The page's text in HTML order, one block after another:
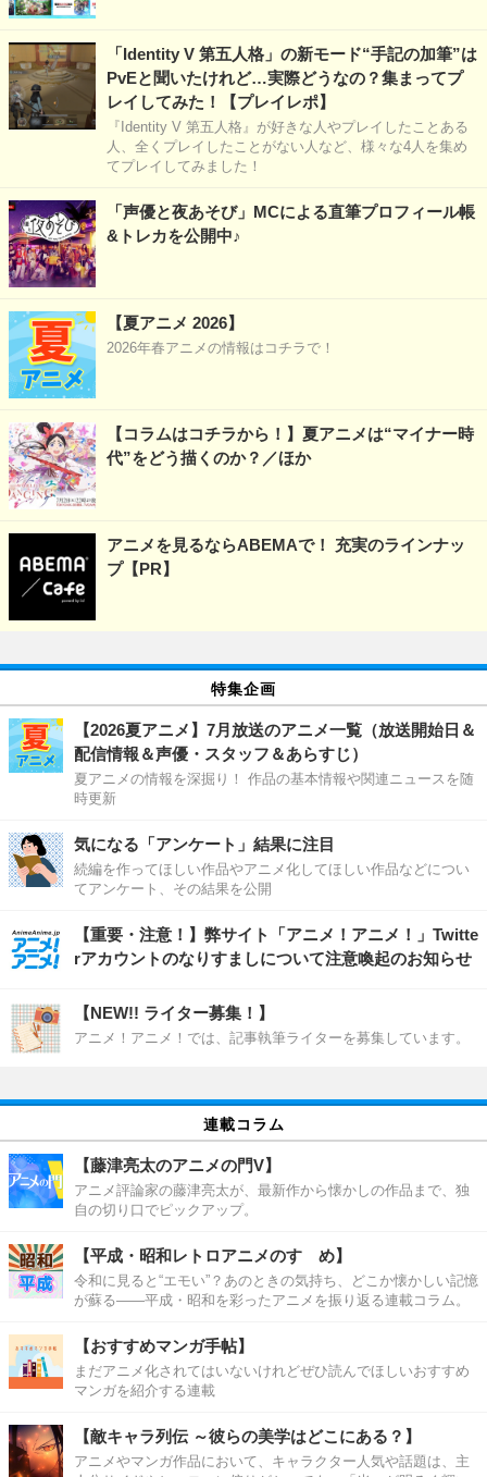
「Identity V 第五人格」の新モード“手記の加筆”は
PvEと聞いたけれど…実際どうなの？集まってプ
レイしてみた！【プレイレポ】
『Identity V 第五人格』が好きな人やプレイしたことある
人、全くプレイしたことがない人など、様々な4人を集め
てプレイしてみました！
「声優と夜あそび」MCによる直筆プロフィール帳
&トレカを公開中♪
【夏アニメ 2026】
2026年春アニメの情報はコチラで！
【コラムはコチラから！】夏アニメは“マイナー時
代”をどう描くのか？／ほか
アニメを見るならABEMAで！ 充実のラインナッ
プ【PR】
特集企画
【2026夏アニメ】7月放送のアニメ一覧（放送開始日＆
配信情報＆声優・スタッフ＆あらすじ）
夏アニメの情報を深掘り！ 作品の基本情報や関連ニュースを随
時更新
気になる「アンケート」結果に注目
続編を作ってほしい作品やアニメ化してほしい作品などについ
てアンケート、その結果を公開
【重要・注意！】弊サイト「アニメ！アニメ！」Twitte
rアカウントのなりすましについて注意喚起のお知らせ
【NEW!! ライター募集！】
アニメ！アニメ！では、記事執筆ライターを募集しています。
連載コラム
【藤津亮太のアニメの門V】
アニメ評論家の藤津亮太が、最新作から懐かしの作品まで、独
自の切り口でピックアップ。
【平成・昭和レトロアニメのすゝめ】
令和に見ると“エモい”？あのときの気持ち、どこか懐かしい記憶
が蘇る――平成・昭和を彩ったアニメを振り返る連載コラム。
【おすすめマンガ手帖】
まだアニメ化されてはいないけれどぜひ読んでほしいおすすめ
マンガを紹介する連載
【敵キャラ列伝 ～彼らの美学はどこにある？】
アニメやマンガ作品において、キャラクター人気や話題は、主